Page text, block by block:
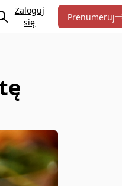
Zaloguj
się
Prenumeruj